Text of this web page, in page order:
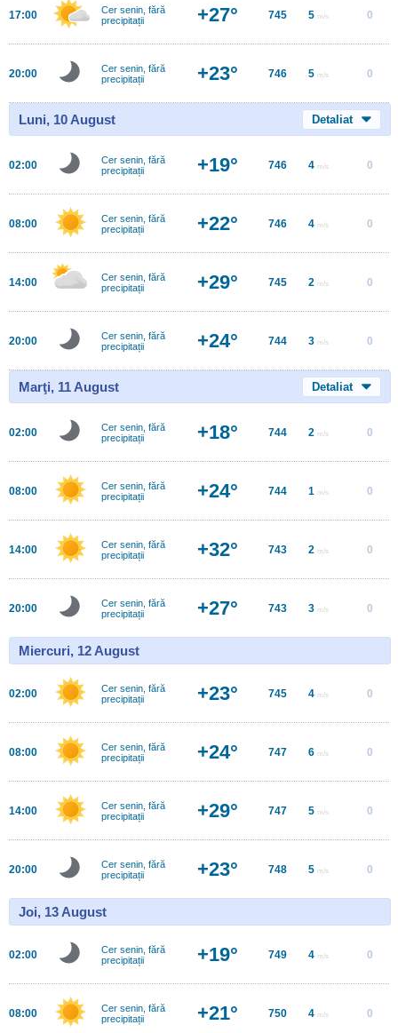
17:00
Cer senin, fără
precipitații
+27° 745 5 m/s 0
20:00
Cer senin, fără
precipitații
+23° 746 5 m/s 0
Luni, 10 August Detaliat
02:00
Cer senin, fără
precipitații
+19° 746 4 m/s 0
08:00
Cer senin, fără
precipitații
+22° 746 4 m/s 0
14:00
Cer senin, fără
precipitații
+29° 745 2 m/s 0
20:00
Cer senin, fără
precipitații
+24° 744 3 m/s 0
Marţi, 11 August Detaliat
02:00
Cer senin, fără
precipitații
+18° 744 2 m/s 0
08:00
Cer senin, fără
precipitații
+24° 744 1 m/s 0
14:00
Cer senin, fără
precipitații
+32° 743 2 m/s 0
20:00
Cer senin, fără
precipitații
+27° 743 3 m/s 0
Miercuri, 12 August
02:00
Cer senin, fără
precipitații
+23° 745 4 m/s 0
08:00
Cer senin, fără
precipitații
+24° 747 6 m/s 0
14:00
Cer senin, fără
precipitații
+29° 747 5 m/s 0
20:00
Cer senin, fără
precipitații
+23° 748 5 m/s 0
Joi, 13 August
02:00
Cer senin, fără
precipitații
+19° 749 4 m/s 0
08:00
Cer senin, fără
precipitații
+21° 750 4 m/s 0